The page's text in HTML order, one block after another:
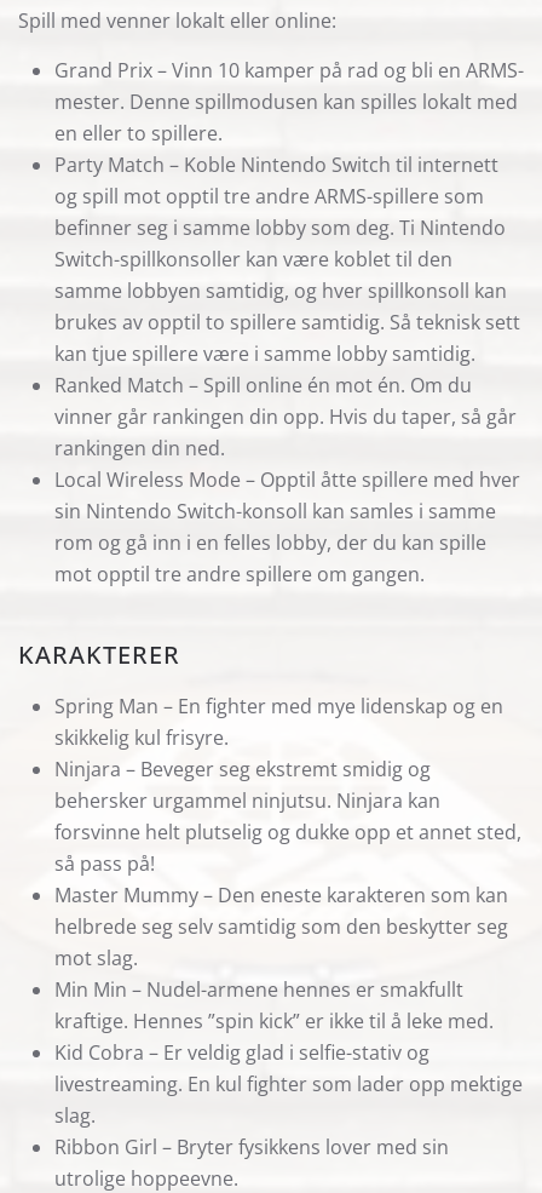
Spill med venner lokalt eller online:
Grand Prix – Vinn 10 kamper på rad og bli en ARMS-
mester. Denne spillmodusen kan spilles lokalt med
en eller to spillere.
Party Match – Koble Nintendo Switch til internett
og spill mot opptil tre andre ARMS-spillere som
befinner seg i samme lobby som deg. Ti Nintendo
Switch-spillkonsoller kan være koblet til den
samme lobbyen samtidig, og hver spillkonsoll kan
brukes av opptil to spillere samtidig. Så teknisk sett
kan tjue spillere være i samme lobby samtidig.
Ranked Match – Spill online én mot én. Om du
vinner går rankingen din opp. Hvis du taper, så går
rankingen din ned.
Local Wireless Mode – Opptil åtte spillere med hver
sin Nintendo Switch-konsoll kan samles i samme
rom og gå inn i en felles lobby, der du kan spille
mot opptil tre andre spillere om gangen.
KARAKTERER
Spring Man – En fighter med mye lidenskap og en
skikkelig kul frisyre.
Ninjara – Beveger seg ekstremt smidig og
behersker urgammel ninjutsu. Ninjara kan
forsvinne helt plutselig og dukke opp et annet sted,
så pass på!
Master Mummy – Den eneste karakteren som kan
helbrede seg selv samtidig som den beskytter seg
mot slag.
Min Min – Nudel-armene hennes er smakfullt
kraftige. Hennes ”spin kick” er ikke til å leke med.
Kid Cobra – Er veldig glad i selfie-stativ og
livestreaming. En kul fighter som lader opp mektige
slag.
Ribbon Girl – Bryter fysikkens lover med sin
utrolige hoppeevne.